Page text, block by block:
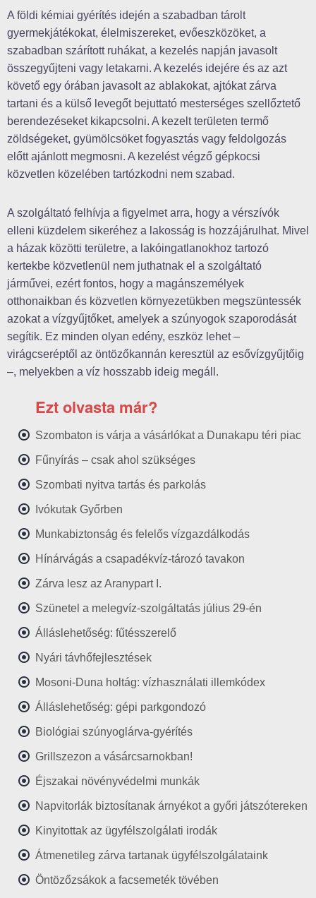
A földi kémiai gyérítés idején a szabadban tárolt
gyermekjátékokat, élelmiszereket, evőeszközöket, a
szabadban szárított ruhákat, a kezelés napján javasolt
összegyűjteni vagy letakarni. A kezelés idejére és az azt
követő egy órában javasolt az ablakokat, ajtókat zárva
tartani és a külső levegőt bejuttató mesterséges szellőztető
berendezéseket kikapcsolni. A kezelt területen termő
zöldségeket, gyümölcsöket fogyasztás vagy feldolgozás
előtt ajánlott megmosni. A kezelést végző gépkocsi
közvetlen közelében tartózkodni nem szabad.
A szolgáltató felhívja a figyelmet arra, hogy a vérszívók
elleni küzdelem sikeréhez a lakosság is hozzájárulhat. Mivel
a házak közötti területre, a lakóingatlanokhoz tartozó
kertekbe közvetlenül nem juthatnak el a szolgáltató
járművei, ezért fontos, hogy a magánszemélyek
otthonaikban és közvetlen környezetükben megszüntessék
azokat a vízgyűjtőket, amelyek a szúnyogok szaporodását
segítik. Ez minden olyan edény, eszköz lehet –
virágcseréptől az öntözőkannán keresztül az esővízgyűjtőig
–, melyekben a víz hosszabb ideig megáll.
Ezt olvasta már?
Szombaton is várja a vásárlókat a Dunakapu téri piac
Fűnyírás – csak ahol szükséges
Szombati nyitva tartás és parkolás
Ivókutak Győrben
Munkabiztonság és felelős vízgazdálkodás
Hínárvágás a csapadékvíz-tározó tavakon
Zárva lesz az Aranypart I.
Szünetel a melegvíz-szolgáltatás július 29-én
Álláslehetőség: fűtésszerelő
Nyári távhőfejlesztések
Mosoni-Duna holtág: vízhasználati illemkódex
Álláslehetőség: gépi parkgondozó
Biológiai szúnyoglárva-gyérítés
Grillszezon a vásárcsarnokban!
Éjszakai növényvédelmi munkák
Napvitorlák biztosítanak árnyékot a győri játszótereken
Kinyitottak az ügyfélszolgálati irodák
Átmenetileg zárva tartanak ügyfélszolgálataink
Öntözőzsákok a facsemeték tövében